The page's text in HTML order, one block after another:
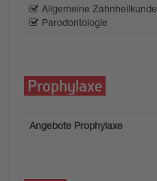
Allgemeine Zahnheilkunde
Parodontologie
Prophylaxe
Angebote Prophylaxe